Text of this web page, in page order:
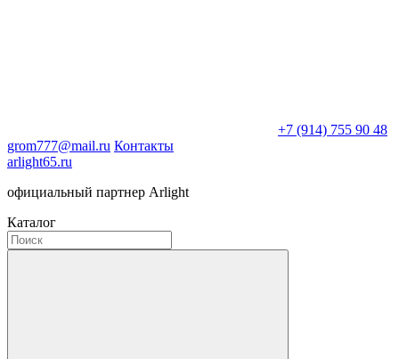
+7 (914) 755 90 48
grom777@mail.ru Контакты
arlight65.ru
официальный партнер Arlight
Каталог